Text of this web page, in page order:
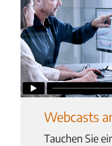
Webcasts
Tauchen Sie